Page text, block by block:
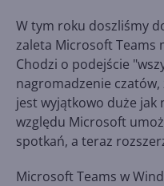
W tym roku doszliśmy
zaleta Microsoft Teams
Chodzi o podejście
nagromadzenie czatów,
jest wyjątkowo duże jak
względu Microsoft
spotkań, a teraz
Microsoft Teams w